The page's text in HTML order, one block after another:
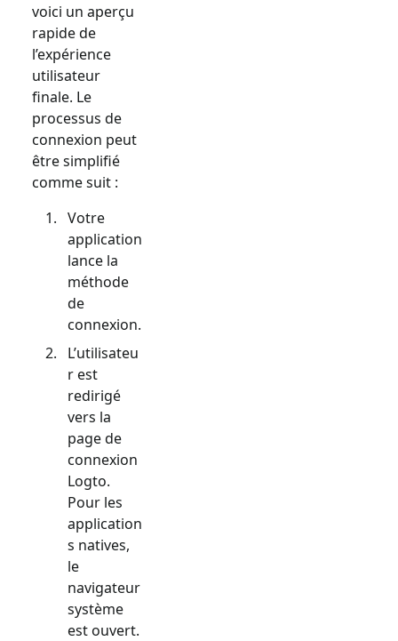
voici un aperçu
rapide de
l’expérience
utilisateur
finale. Le
processus de
connexion peut
être simplifié
comme suit :
Votre
application
lance la
méthode
de
connexion.
L’utilisateu
r est
redirigé
vers la
page de
connexion
Logto.
Pour les
application
s natives,
le
navigateur
système
est ouvert.